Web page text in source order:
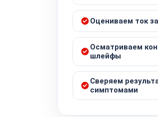
Оцениваем ток
Осматриваем
шлейфы
Сверяем
симптомами